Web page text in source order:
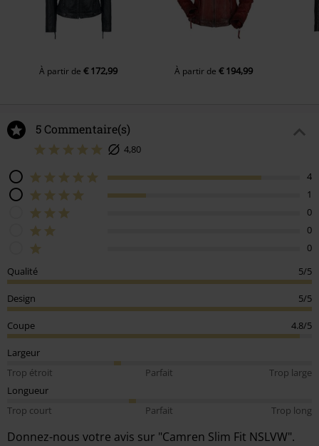
À partir de € 172,99 À partir de € 194,99
5 Commentaire(s)
4,80
4
1
0
0
0
Qualité
5/5
Design 5/5
Coupe 4.8/5
Largeur
Trop étroit
Parfait
Trop large
Longueur
Trop court
Parfait Trop long
Donnez-nous votre avis sur "Camren Slim Fit NSLVW".